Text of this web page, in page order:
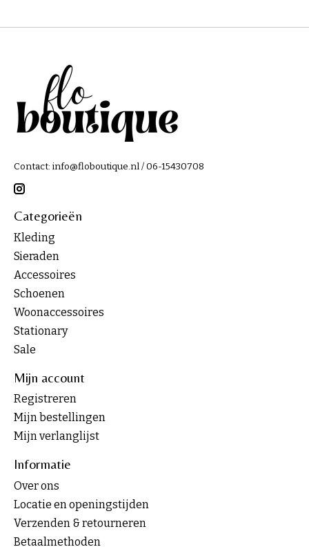
Contact: info@floboutique.nl/ 06-15430708
Categorieën
Kleding
Sieraden
Accessoires
Schoenen
Woonaccessoires
Stationary
Sale
Mijn account
Registreren
Mijn bestellingen
Mijn verlanglijst
Informatie
Over ons
Locatie en openingstijden
Verzenden & retourneren
Betaalmethoden